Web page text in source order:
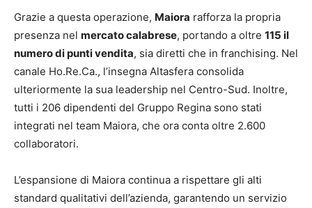
Grazie a questa operazione, Maiora rafforza la propria
presenza nel mercato calabrese, portando a oltre 115 il
numero di punti vendita, sia diretti che in franchising. Nel
canale Ho.Re.Ca., l’insegna Altasfera consolida
ulteriormente la sua leadership nel Centro-Sud. Inoltre,
tutti i 206 dipendenti del Gruppo Regina sono stati
integrati nel team Maiora, che ora conta oltre 2.600
collaboratori.
L’espansione di Maiora continua a rispettare gli alti
standard qualitativi dell’azienda, garantendo un servizio